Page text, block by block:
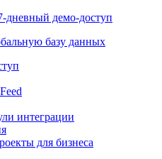
дневный демо-доступ
базу данных
интеграции
для бизнеса